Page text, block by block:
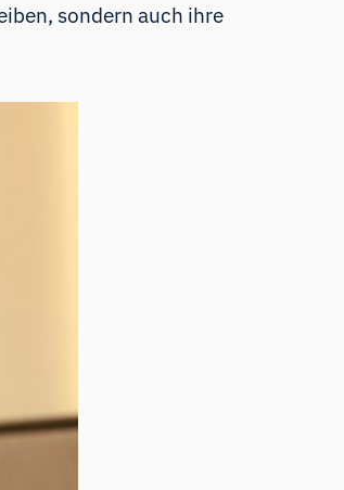
sondern auch ihre